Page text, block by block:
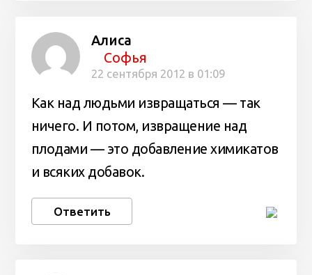
Алиса
Софья
22 сентября 2012 в 01:09
Как над людьми извращаться — так
ничего. И потом, извращение над
плодами — это добавление химикатов
и всяких добавок.
Ответить